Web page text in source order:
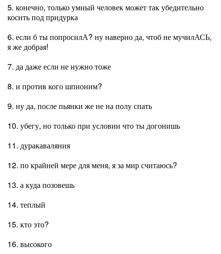
5. конечно, только умный человек может так убедительно
косить под придурка
6. если б ты попросилА? ну наверно да, чтоб не мучилАСЬ,
я же добрая!
7. да даже если не нужно тоже
8. и против кого шпионим?
9. ну да, после пьянки же не на полу спать
10. убегу, но только при условии что ты догонишь
11. дуракаваляния
12. по крайней мере для меня, я за мир считаюсь?
13. а куда позовешь
14. теплый
15. кто это?
16. высокого